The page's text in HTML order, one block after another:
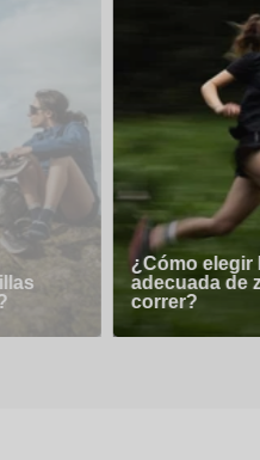
¿Cómo elegir
adecuada de
correr?